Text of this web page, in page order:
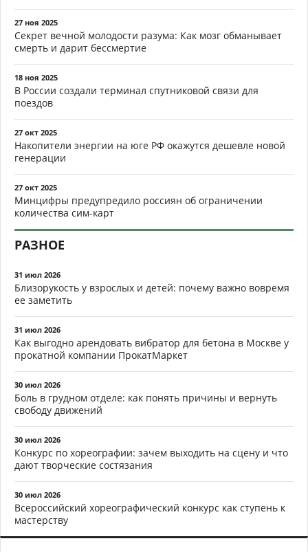
27 ноя 2025
Секрет вечной молодости разума: Как мозг обманывает
смерть и дарит бессмертие
18 ноя 2025
В России создали терминал спутниковой связи для
поездов
27 окт 2025
Накопители энергии на юге РФ окажутся дешевле новой
генерации
27 окт 2025
Минцифры предупредило россиян об ограничении
количества сим-карт
РАЗНОЕ
31 июл 2026
Близорукость у взрослых и детей: почему важно вовремя
ее заметить
31 июл 2026
Как выгодно арендовать вибратор для бетона в Москве у
прокатной компании ПрокатМаркет
30 июл 2026
Боль в грудном отделе: как понять причины и вернуть
свободу движений
30 июл 2026
Конкурс по хореографии: зачем выходить на сцену и что
дают творческие состязания
30 июл 2026
Всероссийский хореографический конкурс как ступень к
мастерству